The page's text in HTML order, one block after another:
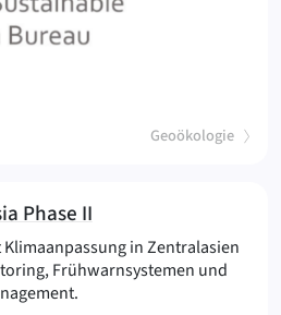
(Geoökologie)
Phase II
in Zentralasien
Frühwarnsystemen und